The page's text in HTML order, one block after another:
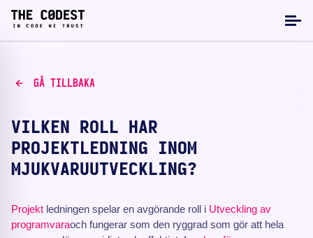
GÅ TILLBAKA
VILKEN ROLL HAR
PROJEKTLEDNING INOM
MJUKVARUUTVECKLING?
Projekt ledningen spelar en avgörande roll i Utveckling av
programvaraoch fungerar som den ryggrad som gör att hela